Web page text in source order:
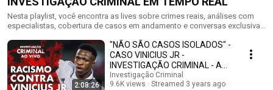
Nesta playlist, você encontra as lives sobre crimes reais, análises com
especialistas, cobertura de casos em andamento e conversas exclusivas
#programaaovivo #TransmissãoAoVivo
2:08:26
"NÃO SÃO CASOS ISOLADOS" -
CASO VINICIUS JR -
INVESTIGAÇÃO CRIMINAL - AO
VIVO
Investigação Criminal
9.6K views
Streamed 3 years ago